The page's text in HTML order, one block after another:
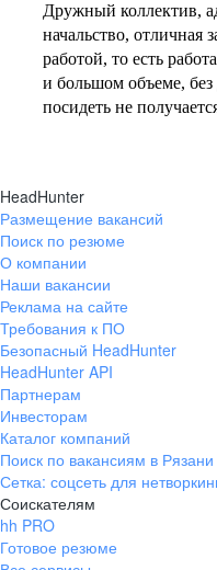
Дружный коллектив,
начальство, отличная
работой, то есть
и большом объеме, без
посидеть не
зависит от тебя…
брать доп дни…
HeadHunter
Размещение вакансий
Поиск по резюме
О компании
Наши вакансии
Реклама на сайте
Требования к ПО
Безопасный HeadHunter
HeadHunter API
Партнерам
Инвесторам
Каталог компаний
Поиск по вакансиям в Рязани
Сетка: соцсеть для
Соискателям
hh PRO
Готовое резюме